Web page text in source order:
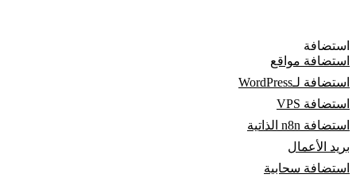
استضافة
استضافة مواقع
استضافة لـWordPress
استضافة VPS
استضافة n8n الذاتية
بريد الأعمال
استضافة سحابية